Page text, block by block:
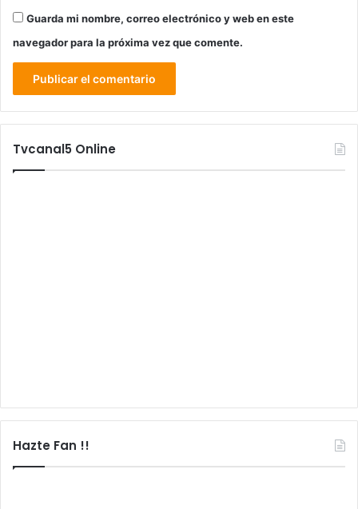
Guarda mi nombre, correo electrónico y web en este
navegador para la próxima vez que comente.
Tvcanal5 Online
Hazte Fan !!